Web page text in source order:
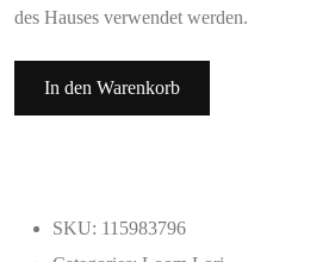
des Hauses verwendet werden.
In den Warenkorb
SKU: 115983796